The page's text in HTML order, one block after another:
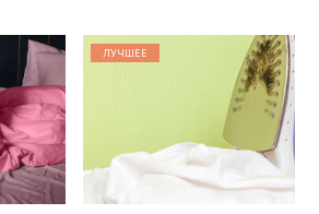
ЛУЧШЕЕ